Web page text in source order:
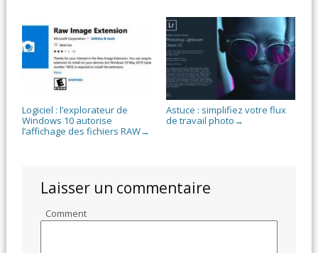
Logiciel : l’explorateur de
Windows 10 autorise
l’affichage des fichiers RAW→
Astuce : simplifiez votre flux
de travail photo →
Laisser un commentaire
Comment